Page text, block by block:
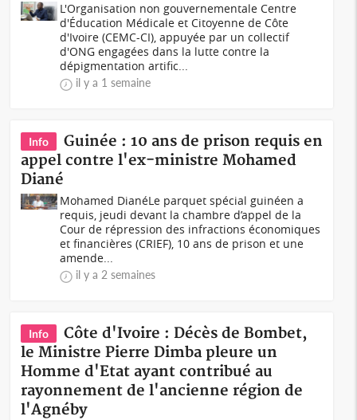
L'Organisation non gouvernementale Centre
d'Éducation Médicale et Citoyenne de Côte
d'Ivoire (CEMC-CI), appuyée par un collectif
d'ONG engagées dans la lutte contre la
dépigmentation artific...
il y a 1 semaine
Info
Guinée : 10 ans de prison requis en
appel contre l'ex-ministre Mohamed
Diané
Mohamed DianéLe parquet spécial guinéen a
requis, jeudi devant la chambre d’appel de la
Cour de répression des infractions économiques
et financières (CRIEF), 10 ans de prison et une
amende...
il y a 2 semaines
Info
Côte d'Ivoire : Décès de Bombet,
le Ministre Pierre Dimba pleure un
Homme d'Etat ayant contribué au
rayonnement de l'ancienne région de
l'Agnéby